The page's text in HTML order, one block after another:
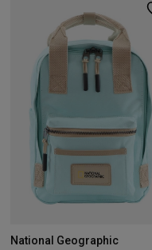
National Geographic